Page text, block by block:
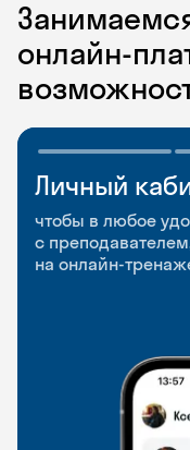
онлайн-
Личный
чтобы в любое
с
на онлайн-
Мобильное
приложение
чтобы
и когда удобно
и Talks
Групповые
и